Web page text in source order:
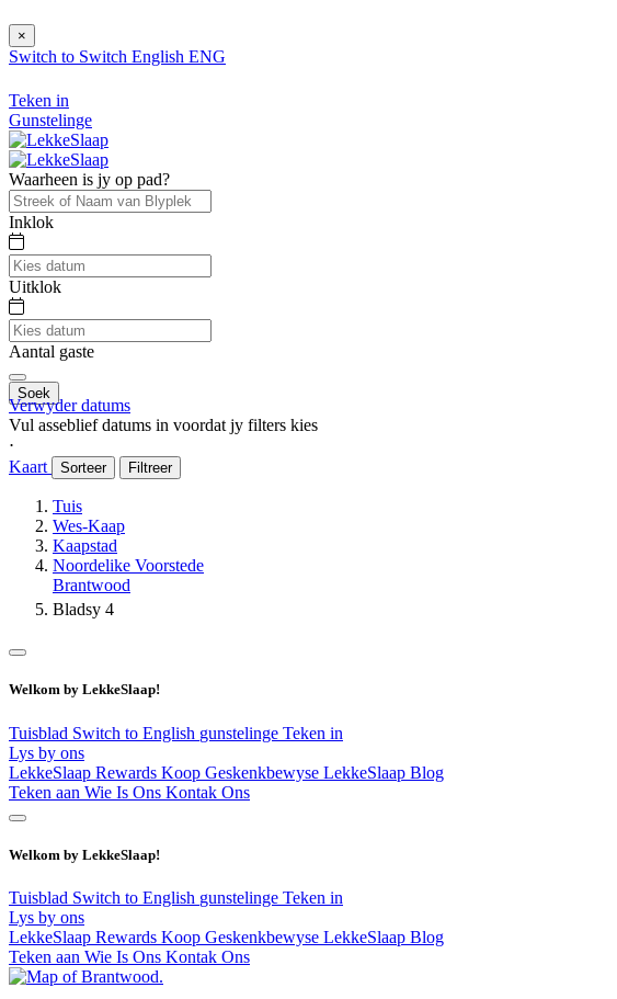
×
Switch to Switch English ENG
Teken in
Gunstelinge
Waarheen is jy op pad?
Inklok
Uitklok
Aantal gaste
Soek
Verwyder datums
Vul asseblief datums in voordat jy filters kies
⋅
Kaart
Sorteer Filtreer
Tuis
Wes-Kaap
Kaapstad
Noordelike Voorstede
Brantwood
Bladsy 4
Welkom by LekkeSlaap!
Tuisblad Switch to English gunstelinge Teken in
Lys by ons
LekkeSlaap Rewards Koop Geskenkbewyse LekkeSlaap Blog
Teken aan Wie Is Ons Kontak Ons
Welkom by LekkeSlaap!
Tuisblad Switch to English gunstelinge Teken in
Lys by ons
LekkeSlaap Rewards Koop Geskenkbewyse LekkeSlaap Blog
Teken aan Wie Is Ons Kontak Ons